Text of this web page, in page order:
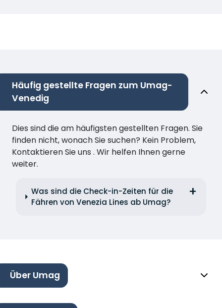
Häufig gestellte Fragen zum Umag-
Venedig
Dies sind die am häufigsten gestellten Fragen. Sie
finden nicht, wonach Sie suchen? Kein Problem,
Kontaktieren Sie uns . Wir helfen Ihnen gerne
weiter.
Was sind die Check-in-Zeiten für die
Fähren von Venezia Lines ab Umag?
Über Umag